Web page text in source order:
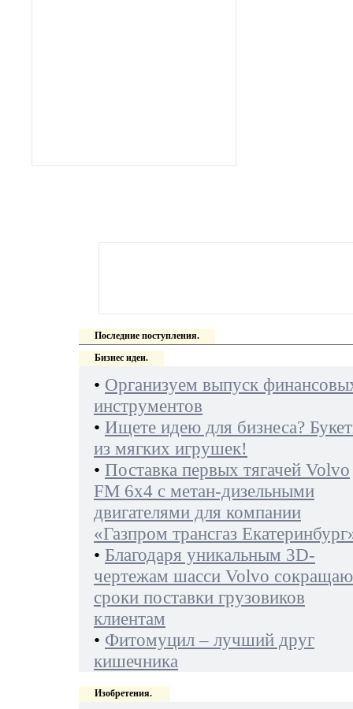
Последние поступления.
Бизнес идеи.
• Организуем выпуск
инструментов
• Ищете идею для бизнеса?
из мягких игрушек!
• Поставка первых тягачей Volvo
FM 6х4 с метан-дизельными
двигателями для компании
«Газпром трансгаз
• Благодаря уникальным 3D-
чертежам шасси Volvo
сроки поставки грузовиков
клиентам
• Фитомуцил – лучший друг
кишечника
Изобретения.